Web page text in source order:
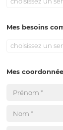
Mes besoins
choisissez un
Mes